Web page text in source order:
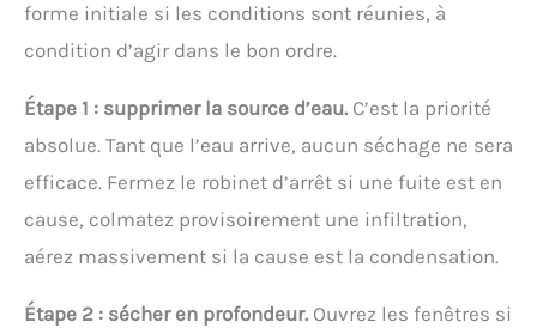
forme initiale si les conditions sont réunies, à
condition d’agir dans le bon ordre.
Étape 1 : supprimer la source d’eau. C’est la priorité
absolue. Tant que l’eau arrive, aucun séchage ne sera
efficace. Fermez le robinet d’arrêt si une fuite est en
cause, colmatez provisoirement une infiltration,
aérez massivement si la cause est la condensation.
Étape 2 : sécher en profondeur. Ouvrez les fenêtres si